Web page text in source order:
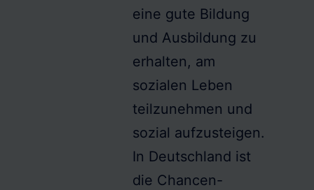
eine gute Bildung
und Ausbildung zu
erhalten, am
sozialen Leben
teilzunehmen und
sozial aufzusteigen.
In Deutschland ist
die Chancen-